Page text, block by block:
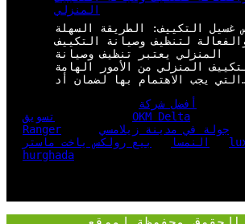
المنزلي
غسيل التكييف: الطريقة السهلة
لتنظيف وصيانة التكييف
المنزلي يعتبر تنظيف وصيانة
المنزلي من الأمور الهامة
لضمان أد…
أفضل شركة
تسويق
OKM Delta
Ranger
جولة في مدينة زيلامسي
النمسا
بيع رولكس ياخت ماستر
hurghada